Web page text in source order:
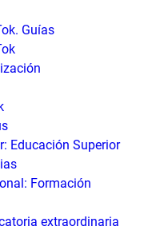
Guías
Educación Superior
Formación
extraordinaria